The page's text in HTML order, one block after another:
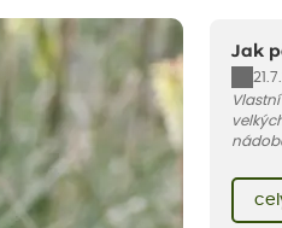
Jak
pár